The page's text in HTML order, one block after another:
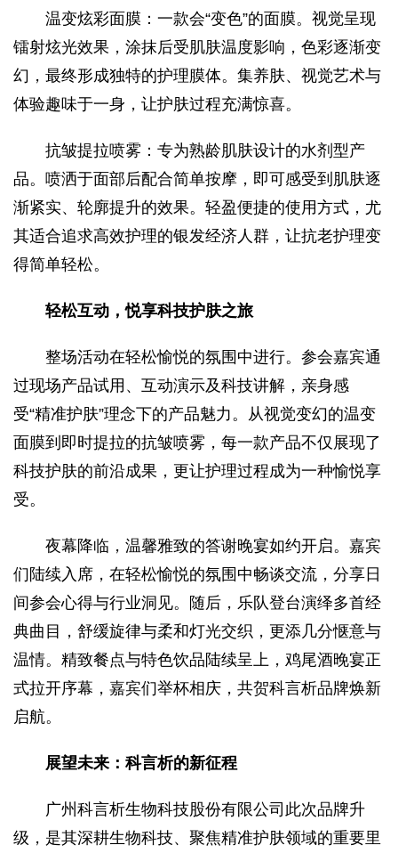
温变炫彩面膜：一款会“变色”的面膜。视觉呈现
镭射炫光效果，涂抹后受肌肤温度影响，色彩逐渐变
幻，最终形成独特的护理膜体。集养肤、视觉艺术与
体验趣味于一身，让护肤过程充满惊喜。
抗皱提拉喷雾：专为熟龄肌肤设计的水剂型产
品。喷洒于面部后配合简单按摩，即可感受到肌肤逐
渐紧实、轮廓提升的效果。轻盈便捷的使用方式，尤
其适合追求高效护理的银发经济人群，让抗老护理变
得简单轻松。
轻松互动，悦享科技护肤之旅
整场活动在轻松愉悦的氛围中进行。参会嘉宾通
过现场产品试用、互动演示及科技讲解，亲身感
受“精准护肤”理念下的产品魅力。从视觉变幻的温变
面膜到即时提拉的抗皱喷雾，每一款产品不仅展现了
科技护肤的前沿成果，更让护理过程成为一种愉悦享
受。
夜幕降临，温馨雅致的答谢晚宴如约开启。嘉宾
们陆续入席，在轻松愉悦的氛围中畅谈交流，分享日
间参会心得与行业洞见。随后，乐队登台演绎多首经
典曲目，舒缓旋律与柔和灯光交织，更添几分惬意与
温情。精致餐点与特色饮品陆续呈上，鸡尾酒晚宴正
式拉开序幕，嘉宾们举杯相庆，共贺科言析品牌焕新
启航。
展望未来：科言析的新征程
广州科言析生物科技股份有限公司此次品牌升
级，是其深耕生物科技、聚焦精准护肤领域的重要里